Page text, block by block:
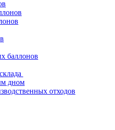
баллонов
дном
отходов